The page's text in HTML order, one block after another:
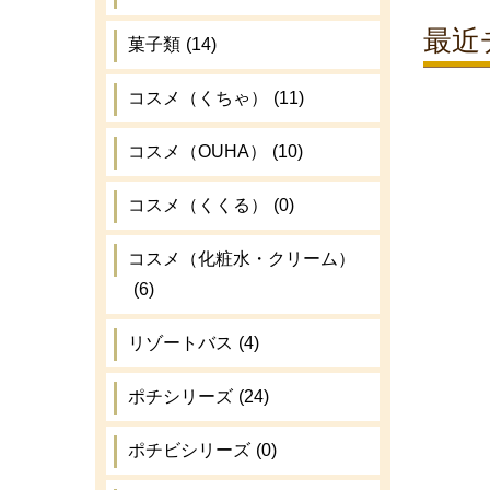
最近
菓子類 (14)
コスメ（くちゃ） (11)
コスメ（OUHA） (10)
コスメ（くくる） (0)
コスメ（化粧水・クリーム）
(6)
リゾートバス (4)
ポチシリーズ (24)
ポチビシリーズ (0)